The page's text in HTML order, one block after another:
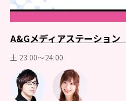
A&Gメディアステーショ
土 23:00～24:00